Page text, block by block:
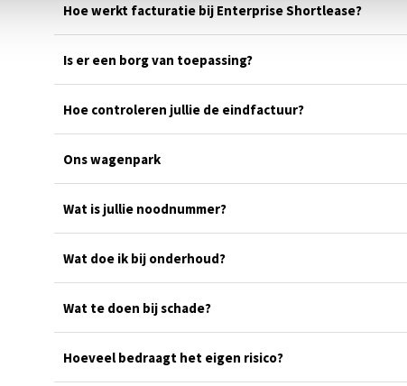
Hoe werkt facturatie bij Enterprise Shortlease?
Is er een borg van toepassing?
Hoe controleren jullie de eindfactuur?
Ons wagenpark
Wat is jullie noodnummer?
Wat doe ik bij onderhoud?
Wat te doen bij schade?
Hoeveel bedraagt het eigen risico?